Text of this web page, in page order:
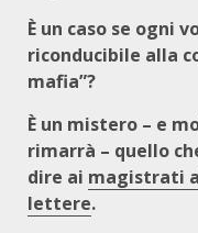
È un caso se ogni
riconducibile alla
mafia”?
È un mistero – e
rimarrà – quello
dire ai magistrati
lettere.